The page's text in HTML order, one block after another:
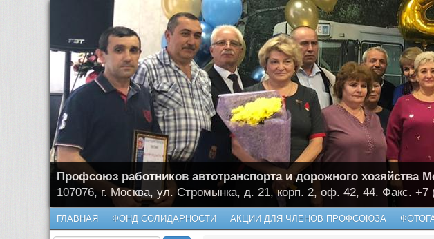
Профсоюз работников автотранспорта и дорожного хозяйства
107076, г. Москва, ул. Стромынка, д. 21, корп. 2, оф. 42, 44. Факс.
ГЛАВНАЯ ФОНД СОЛИДАРНОСТИ АКЦИИ ДЛЯ ЧЛЕНОВ ПРОФСОЮЗА